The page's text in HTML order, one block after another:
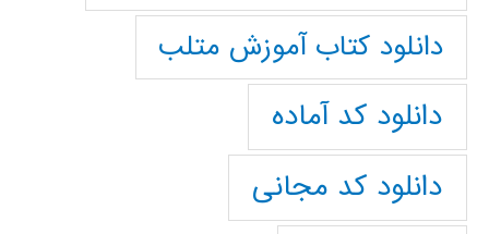
دانلود کتاب آموزش متلب
دانلود کد آماده
دانلود کد مجانی